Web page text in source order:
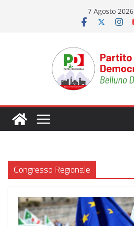
7 Agosto 2026
Congresso Regionale